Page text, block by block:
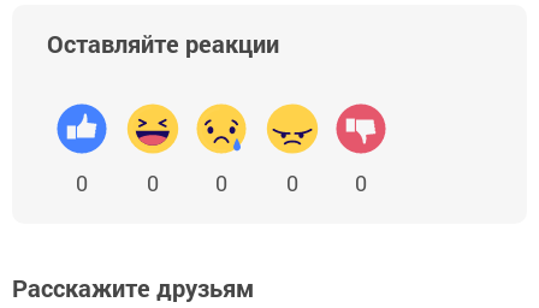
Оставляйте реакции
0 0 0 0 0
Расскажите друзьям